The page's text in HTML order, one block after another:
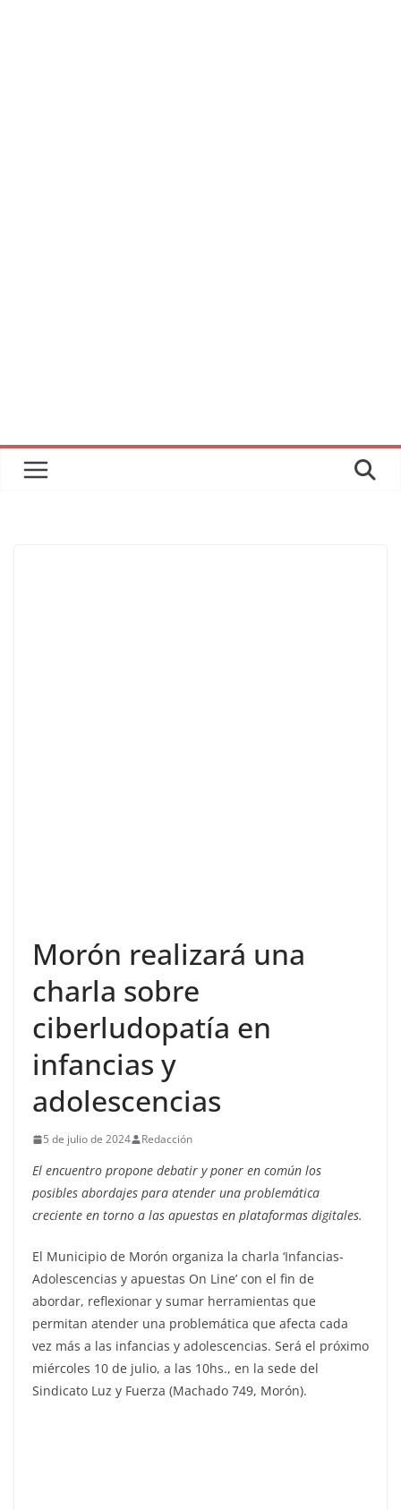
Morón realizará una
charla sobre
ciberludopatía en
infancias y
adolescencias
5 de julio de 2024 Redacción
El encuentro propone debatir y poner en común los
posibles abordajes para atender una problemática
creciente en torno a las apuestas en plataformas digitales.
El Municipio de Morón organiza la charla ‘Infancias-
Adolescencias y apuestas On Line’ con el fin de
abordar, reflexionar y sumar herramientas que
permitan atender una problemática que afecta cada
vez más a las infancias y adolescencias. Será el próximo
miércoles 10 de julio, a las 10hs., en la sede del
Sindicato Luz y Fuerza (Machado 749, Morón).